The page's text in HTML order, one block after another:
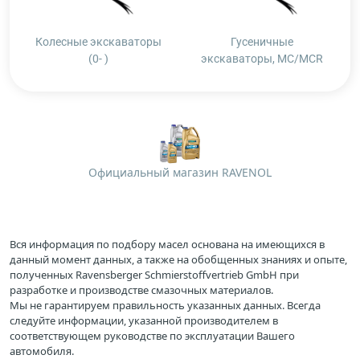
Колесные экскаваторы
(0- )
Гусеничные
экскаваторы, MC/MCR
Официальный магазин RAVENOL
Вся информация по подбору масел основана на имеющихся в
данный момент данных, а также на обобщенных знаниях и опыте,
полученных Ravensberger Schmierstoffvertrieb GmbH при
разработке и производстве смазочных материалов.
Мы не гарантируем правильность указанных данных. Всегда
следуйте информации, указанной производителем в
соответствующем руководстве по эксплуатации Вашего
автомобиля.